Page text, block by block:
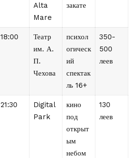
Alta
Mare
закате
18:00
Театр
им. А.
П.
Чехова
психол
огическ
ий
спектак
ль 16+
350-
500
леев
21:30
Digital
Park
кино
под
открыт
ым
небом
130
леев